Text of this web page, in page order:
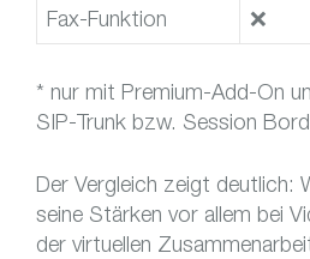
Fax-Funktion ❌
* nur mit Premium-Add-On
SIP-Trunk bzw. Session
Der Vergleich zeigt deutlich:
seine Stärken vor allem bei
der virtuellen